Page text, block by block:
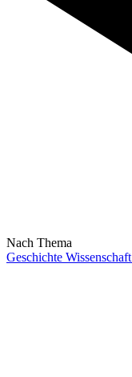
Nach Thema
Geschichte Wissenschaft